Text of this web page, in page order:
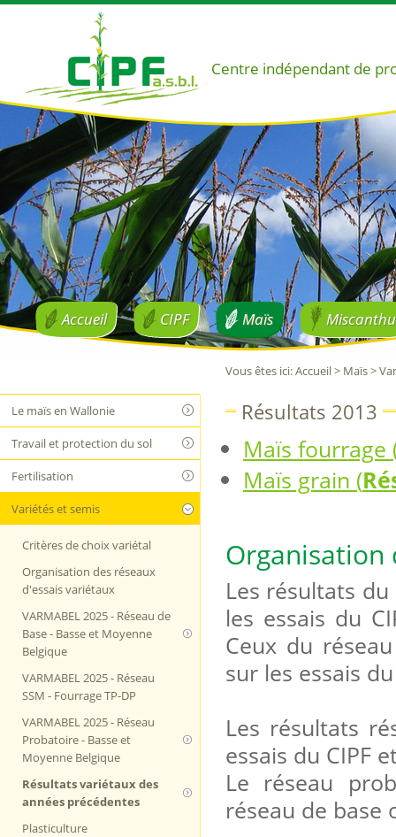
Centre indépendant de
Accueil CIPF Maïs
Le maïs en Wallonie
Travail et protection du sol
Fertilisation
Variétés et semis
Critères de choix variétal
Organisation des réseaux
d'essais variétaux
VARMABEL 2025 - Réseau de
Base - Basse et Moyenne
Belgique
VARMABEL 2025 - Réseau
SSM - Fourrage TP-DP
VARMABEL 2025 - Réseau
Probatoire - Basse et
Moyenne Belgique
Résultats variétaux des
années précédentes
Plasticulture
Vous êtes ici:Accueil> Maïs>
Résultats 2013
Maïs fourrage
Maïs grain (
Organisation
Les résultats
les essais du
Ceux du
sur les essais du
Les résultats
essais du CIPF
Le réseau
réseau de base